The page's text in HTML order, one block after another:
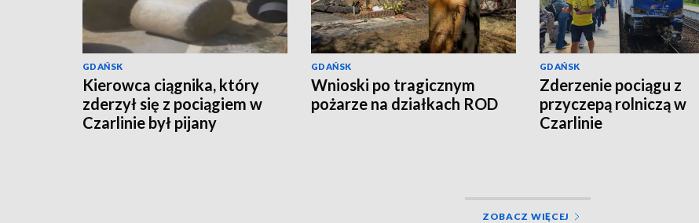
GDAŃSK
Kierowca ciągnika, który
zderzył się z pociągiem w
Czarlinie był pijany
GDAŃSK
Wnioski po tragicznym
pożarze na działkach ROD
GDAŃSK
Zderzenie pociągu z
przyczepą rolniczą w
Czarlinie
ZOBACZ WIĘCEJ